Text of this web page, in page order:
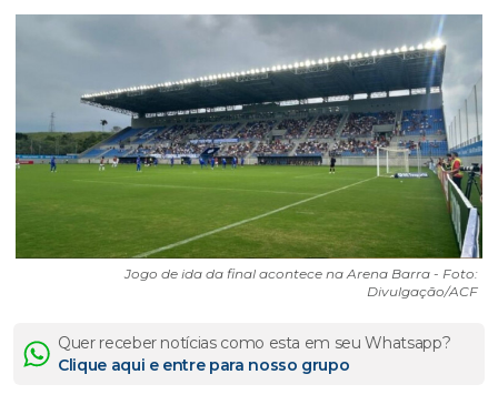
Jogo de ida da final acontece na Arena Barra - Foto:
Divulgação/ACF
Quer receber notícias como esta em seu Whatsapp?
Clique aqui e entre para nosso grupo